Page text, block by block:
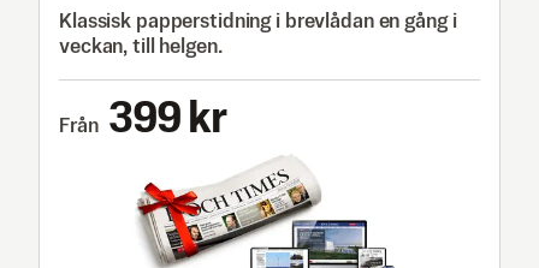
Klassisk papperstidning i brevlådan en gång i
veckan, till helgen.
Från 399 kr